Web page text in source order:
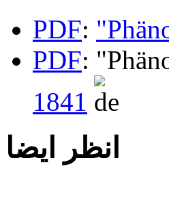
PDF:
PDF:
1841
انظر ايضا